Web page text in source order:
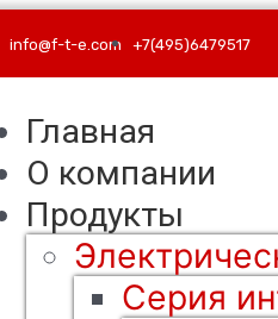
info@f-t-e.com +7(495)6479517
Главная
О компании
Продукты
Серия